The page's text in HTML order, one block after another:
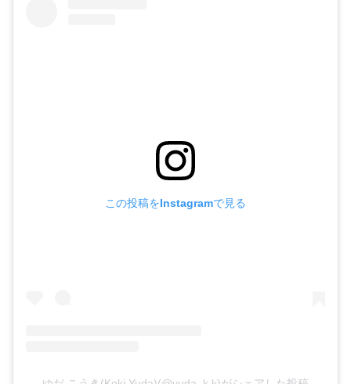
この投稿をInstagramで見る